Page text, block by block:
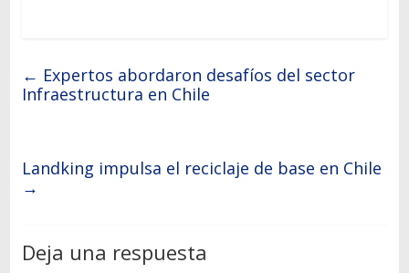
← Expertos abordaron desafíos del sector
Infraestructura en Chile
Landking impulsa el reciclaje de base en Chile
→
Deja una respuesta